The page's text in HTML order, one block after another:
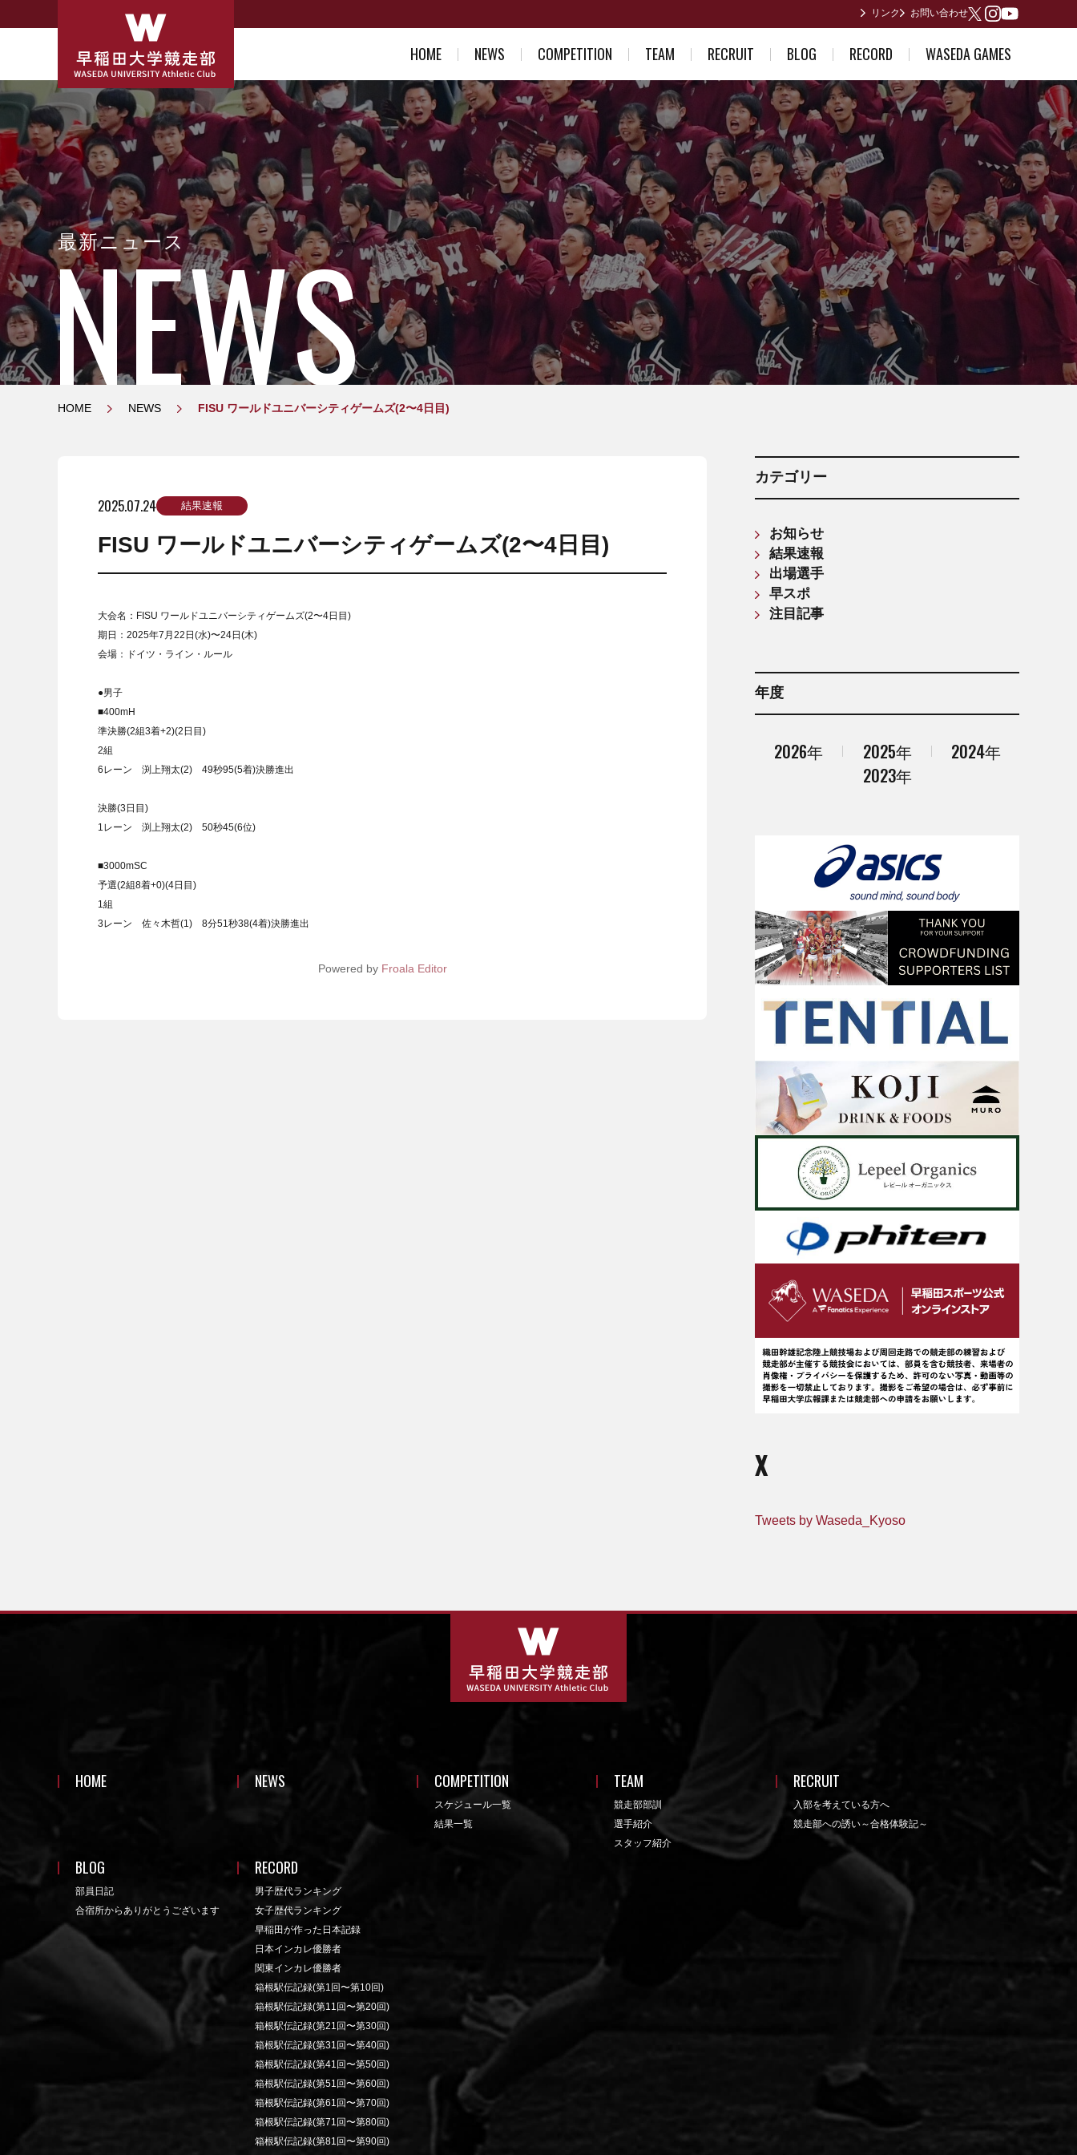
リンク
お問い合わせ
X
Instagram
Youtube
HOME NEWS COMPETITION
スケジュール一覧
結果一覧
TEAM
競走部部訓
選手紹介
スタッフ紹介
RECRUIT
入部を考えている方へ
競走部への誘い～合格体験記～
BLOG
部員日記
合宿所からありがとうございます
RECORD
男子歴代ランキング
女子歴代ランキング
早稲田が作った日本記録
日本インカレ優勝者
関東インカレ優勝者
箱根駅伝記録(第1回〜第10回)
箱根駅伝記録(第11回〜第20回)
箱根駅伝記録(第21回〜第30回)
箱根駅伝記録(第31回〜第40回)
箱根駅伝記録(第41回〜第50回)
箱根駅伝記録(第51回〜第60回)
箱根駅伝記録(第61回〜第70回)
箱根駅伝記録(第71回〜第80回)
箱根駅伝記録(第101回〜第110回)
WASEDA GAMES
2026年度
2025年度
2024年度
2023年度
最新ニュース
HOME NEWS FISU ワールドユニバーシティゲームズ(2〜4日目)
2025.07.24 結果速報
FISU ワールドユニバーシティゲームズ(2〜4日目)
大会名：FISU ワールドユニバーシティゲームズ(2〜4日目)
期日：2025年7月22日(水)〜24日(木)
会場：ドイツ・ライン・ルール
●男子
■400mH
準決勝(2組3着+2)(2日目)
2組
6レーン 渕上翔太(2) 49秒95(5着)決勝進出
決勝(3日目)
1レーン 渕上翔太(2) 50秒45(6位)
■3000mSC
予選(2組8着+0)(4日目)
1組
3レーン 佐々木哲(1) 8分51秒38(4着)決勝進出
Powered by Froala Editor
カテゴリー
お知らせ
結果速報
出場選手
早スポ
注目記事
年度
2026年 2025年
2024年
2023年
X
Tweets by Waseda_Kyoso
HOME NEWS COMPETITION
スケジュール一覧
結果一覧
TEAM
競走部部訓
選手紹介
スタッフ紹介
RECRUIT
入部を考えている方へ
競走部への誘い～合格体験記～
BLOG
部員日記
合宿所からありがとうございます
RECORD
男子歴代ランキング
女子歴代ランキング
早稲田が作った日本記録
日本インカレ優勝者
関東インカレ優勝者
箱根駅伝記録(第1回〜第10回)
箱根駅伝記録(第11回〜第20回)
箱根駅伝記録(第21回〜第30回)
箱根駅伝記録(第31回〜第40回)
箱根駅伝記録(第41回〜第50回)
箱根駅伝記録(第51回〜第60回)
箱根駅伝記録(第61回〜第70回)
箱根駅伝記録(第71回〜第80回)
箱根駅伝記録(第81回〜第90回)